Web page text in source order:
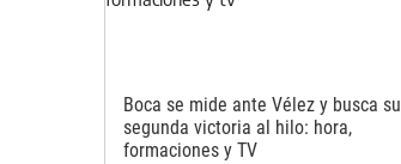
Boca se mide ante Vélez y busca su
segunda victoria al hilo: hora,
formaciones y TV